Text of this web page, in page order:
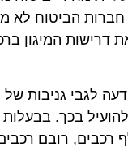
חברות הביטוח לא
דרישות המיגון
לגבי גניבות
להועיל בכך.
מ- 200 אלף רכבים, רובם